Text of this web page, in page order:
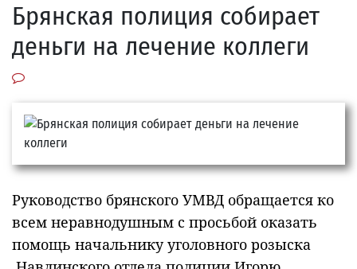
Брянская полиция собирает
деньги на лечение коллеги
Руководство брянского УМВД обращается ко
всем неравнодушным с просьбой оказать
помощь начальнику уголовного розыска